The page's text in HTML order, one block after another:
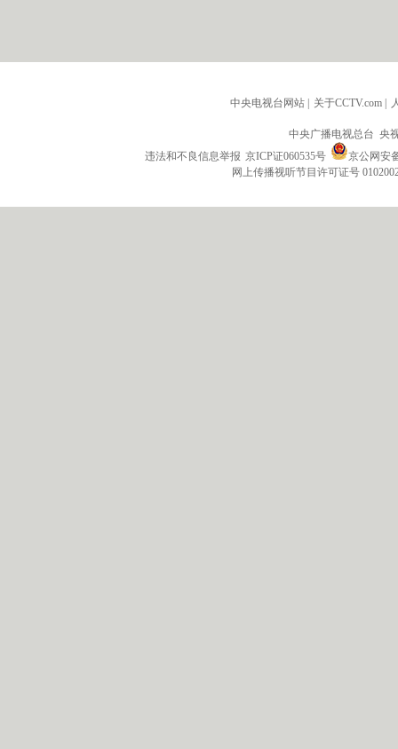
中央电视台网站 关于CCTV.com
中央广播电视总台 央
违法和不良信息举报 京ICP证060535号
京公网安
网上传播视听节目许可证号